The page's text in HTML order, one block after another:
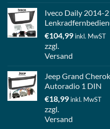
Iveco Daily 2014-
€104,99 inkl. MwST
zzgl.
Versand
Jeep Grand
Autoradio 1 DIN
€18,99 inkl. MwST
zzgl.
Versand